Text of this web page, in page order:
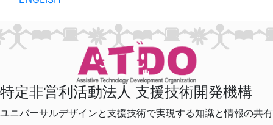
特定非営利活動法人 支援技術開発機構
ユニバーサルデザインと支援技術で実現する知識と情報の共有